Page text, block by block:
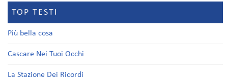
TOP TESTI
Più bella cosa
Cascare Nei Tuoi Occhi
La Stazione Dei Ricordi